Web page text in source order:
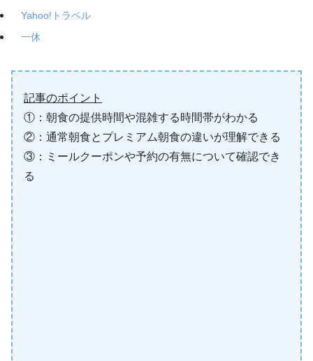
Yahoo!トラベル
一休
記事のポイント
①：朝食の提供時間や混雑する時間帯がわかる
②：通常朝食とプレミアム朝食の違いが理解できる
③：ミールクーポンや予約の有無について確認でき
る